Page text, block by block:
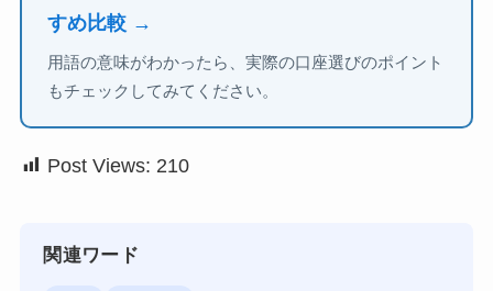
すめ比較 →
用語の意味がわかったら、実際の口座選びのポイント
もチェックしてみてください。
Post Views: 210
関連ワード